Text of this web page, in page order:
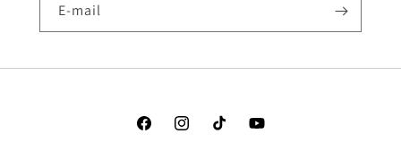
E-mail
FacebookInstagramTikTok YouTube